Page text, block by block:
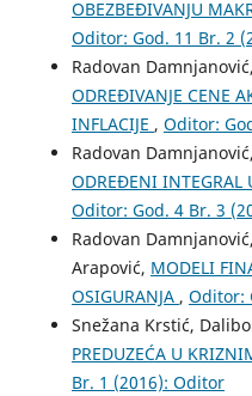
OBEZBEĐIVANJU
Oditor: God. 11 Br. 2
Radovan Damnjanović,
ODREĐIVANJE CENE
INFLACIJE , Oditor:
Radovan
ODREĐENI INTEGRAL
Oditor: God. 4 Br. 3
Radovan
Arapović, MODELI
OSIGURANJA , Oditor:
Snežana Krstić,
PREDUZEĆA U
Br. 1 (2016): Oditor